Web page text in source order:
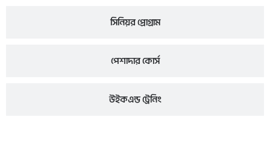
সিনিয়র প্রোগ্রাম
পেশাদার কোর্স
উইকএন্ড ট্রেনিং